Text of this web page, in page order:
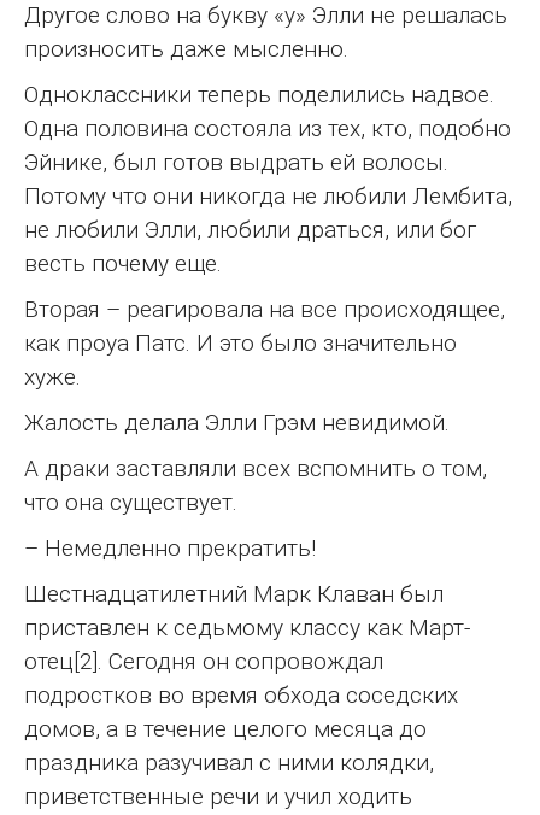
Другое слово на букву «у» Элли не решалась
произносить даже мысленно.
Одноклассники теперь поделились надвое.
Одна половина состояла из тех, кто, подобно
Эйнике, был готов выдрать ей волосы.
Потому что они никогда не любили Лембита,
не любили Элли, любили драться, или бог
весть почему еще.
Вторая – реагировала на все происходящее,
как проуа Патс. И это было значительно
хуже.
Жалость делала Элли Грэм невидимой.
А драки заставляли всех вспомнить о том,
что она существует.
– Немедленно прекратить!
Шестнадцатилетний Марк Клаван был
приставлен к седьмому классу как Март-
отец[2]. Сегодня он сопровождал
подростков во время обхода соседских
домов, а в течение целого месяца до
праздника разучивал с ними колядки,
приветственные речи и учил ходить